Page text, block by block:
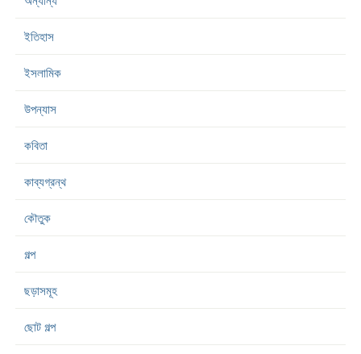
ইতিহাস
ইসলামিক
উপন্যাস
কবিতা
কাব্যগ্রন্থ
কৌতুক
গল্প
ছড়াসমূহ
ছোট গল্প